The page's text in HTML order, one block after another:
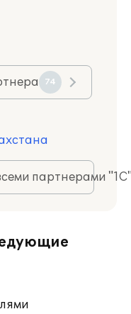
74
партнерами